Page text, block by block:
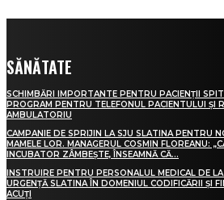
SĂNĂTATE
SCHIMBĂRI IMPORTANTE PENTRU PACIENȚII
PROGRAM PENTRU TELEFONUL PACIENTULUI ȘI
AMBULATORIU
CAMPANIE DE SPRIJIN LA SJU SLATINA PENTRU
MAMELE LOR. MANAGERUL COSMIN FLOREANU:
INCUBATOR ZÂMBEȘTE, ÎNSEAMNĂ CĂ...
INSTRUIRE PENTRU PERSONALUL MEDICAL DE
URGENȚĂ SLATINA ÎN DOMENIUL CODIFICĂRII ȘI
ACUȚI